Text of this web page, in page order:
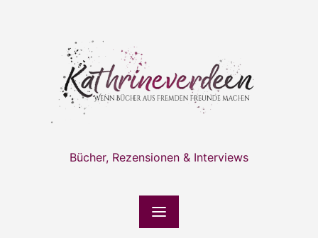
Bücher, Rezensionen & Interviews